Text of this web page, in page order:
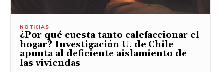
NOTICIAS
¿Por qué cuesta tanto calefaccionar el
hogar? Investigación U. de Chile
apunta al deficiente aislamiento de
las viviendas